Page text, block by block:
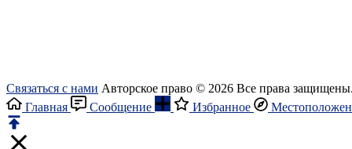
Связаться с нами Авторское право © 2026 Все права
Главная
Сообщение Избранное